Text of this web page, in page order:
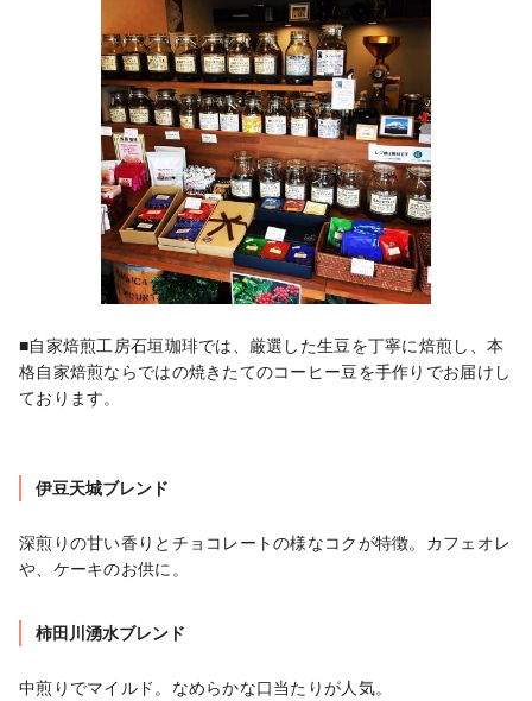
■自家焙煎工房石垣珈琲では、厳選した生豆を丁寧に焙煎し、本
格自家焙煎ならではの焼きたてのコーヒー豆を手作りでお届けし
ております。
伊豆天城ブレンド
深煎りの甘い香りとチョコレートの様なコクが特徴。カフェオレ
や、ケーキのお供に。
柿田川湧水ブレンド
中煎りでマイルド。なめらかな口当たりが人気。